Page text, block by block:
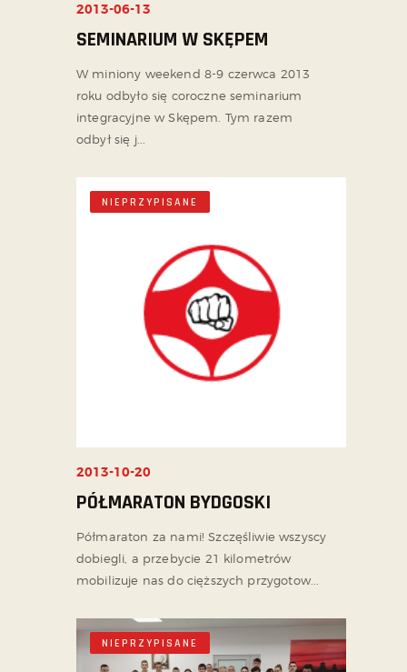
2013-06-13
SEMINARIUM W SKĘPEM
W miniony weekend 8-9 czerwca 2013
roku odbyło się coroczne seminarium
integracyjne w Skępem. Tym razem
odbył się j...
NIEPRZYPISANE
2013-10-20
PÓŁMARATON BYDGOSKI
Półmaraton za nami! Szczęśliwie wszyscy
dobiegli, a przebycie 21 kilometrów
mobilizuje nas do cięższych przygotow...
NIEPRZYPISANE